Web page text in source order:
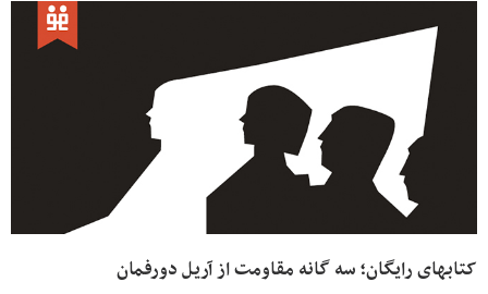
کتابهای رایگان؛ سه گانه مقاومت از آریل دورفمان